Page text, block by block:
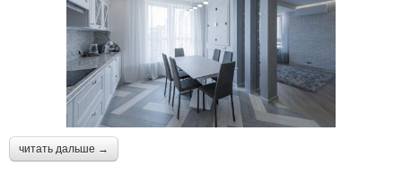
читать дальше →